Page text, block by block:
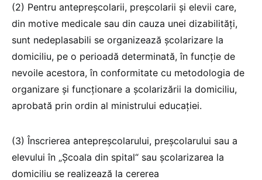
(2) Pentru antepreșcolarii, preșcolarii și elevii care,
din motive medicale sau din cauza unei dizabilități,
sunt nedeplasabili se organizează școlarizare la
domiciliu, pe o perioadă determinată, în funcție de
nevoile acestora, în conformitate cu metodologia de
organizare și funcționare a școlarizării la domiciliu,
aprobată prin ordin al ministrului educației.
(3) Înscrierea antepreșcolarului, preșcolarului sau a
elevului în „Școala din spital“ sau școlarizarea la
domiciliu se realizează la cererea